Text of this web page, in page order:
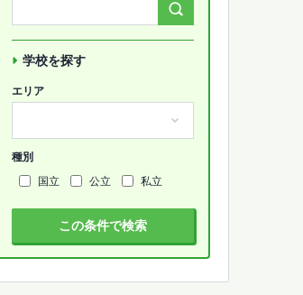
学校を探す
エリア
種別
国立
公立 私立
この条件で検索